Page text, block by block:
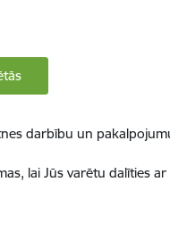
darbību un
lai Jūs varētu dalīties